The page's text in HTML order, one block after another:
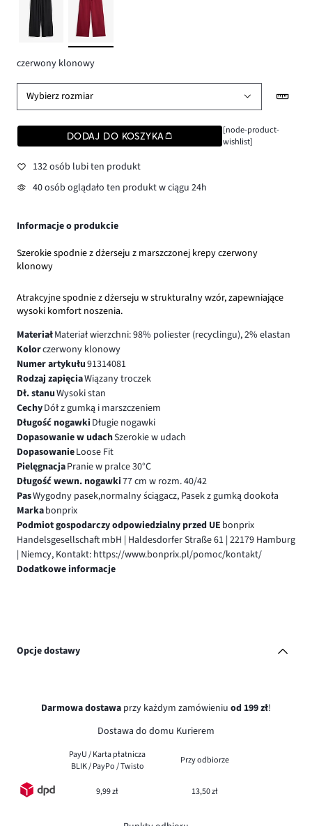
czerwony klonowy
Wybierz rozmiar
DODAJ DO KOSZYKA
[node-product-
wishlist]
132 osób lubi ten produkt
40 osób oglądało ten produkt w ciągu 24h
Informacje o produkcie
Szerokie spodnie z dżerseju z marszczonej krepy czerwony
klonowy
Atrakcyjne spodnie z dżerseju w strukturalny wzór, zapewniające
wysoki komfort noszenia.
MateriałMateriał wierzchni: 98% poliester (recyclingu), 2% elastan
Kolorczerwony klonowy
Numer artykułu91314081
Rodzaj zapięciaWiązany troczek
Dł. stanuWysoki stan
CechyDół z gumką i marszczeniem
Długość nogawki Długie nogawki
Dopasowanie w udachSzerokie w udach
DopasowanieLoose Fit
PielęgnacjaPranie w pralce 30°C
Długość wewn. nogawki77 cm w rozm. 40/42
PasWygodny pasek,normalny ściągacz, Pasek z gumką dookoła
Markabonprix
Podmiot gospodarczy odpowiedzialny przed UE bonprix
Handelsgesellschaft mbH | Haldesdorfer Straße 61 | 22179 Hamburg
| Niemcy, Kontakt: https://www.bonprix.pl/pomoc/kontakt/
Dodatkowe informacje
Opcje dostawy
Darmowa dostawa przy każdym zamówieniu od 199 zł!
Dostawa do domu Kurierem
PayU / Karta płatnicza
BLIK / PayPo / Twisto
Przy odbiorze
9,99 zł 13,50 zł